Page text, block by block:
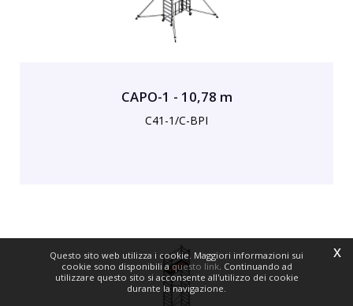
CAPO-1 - 10,78 m
C41-1/C-BPI
x
Questo sito web utilizza i cookie. Maggiori informazioni sui
cookie sono disponibili aquesto link. Continuando ad
utilizzare questo sito si acconsente all'utilizzo dei cookie
durante la navigazione.